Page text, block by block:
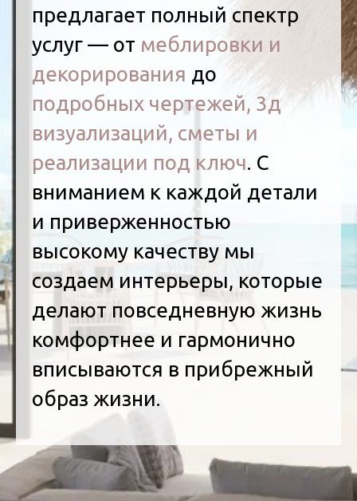
предлагает полный спектр
услуг — от меблировки и
декорирования до
подробных чертежей, 3д
визуализаций, сметы и
реализации под ключ. С
вниманием к каждой детали
и приверженностью
высокому качеству мы
создаем интерьеры, которые
делают повседневную жизнь
комфортнее и гармонично
вписываются в прибрежный
образ жизни.